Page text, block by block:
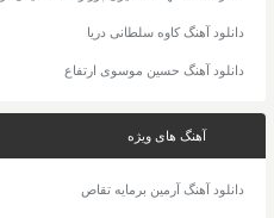
دانلود آهنگ کاوه سلطانی دریا
دانلود آهنگ حسین موسوی ارتفاع
آهنگ های ویژه
دانلود آهنگ آرمین برمایه تقاص